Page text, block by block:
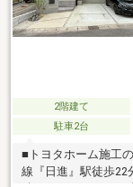
2階建て
駐車2台
■トヨタホーム施工
線『日進』駅徒歩22